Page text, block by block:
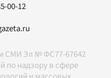
00-12
СМИ Эл № ФС77-67642
по надзору в сфере